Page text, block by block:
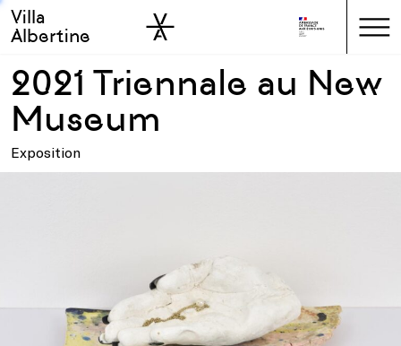
Skip to main
Skip to sidebar
Villa
Albertine
2021 Triennale au New
Museum
Exposition